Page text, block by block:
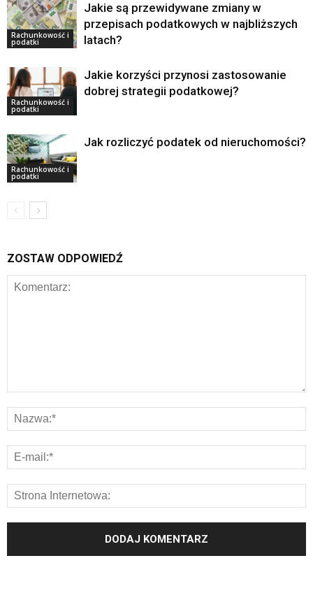
Rachunkowość i
podatki
Jakie są przewidywane zmiany w
przepisach podatkowych w najbliższych
latach?
Rachunkowość i
podatki
Jakie korzyści przynosi zastosowanie
dobrej strategii podatkowej?
Rachunkowość i
podatki
Jak rozliczyć podatek od nieruchomości?
ZOSTAW ODPOWIEDŹ